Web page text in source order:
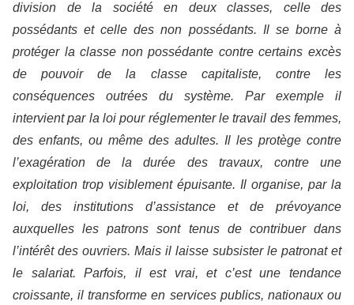
division de la société en deux classes, celle des
possédants et celle des non possédants. Il se borne à
protéger la classe non possédante contre certains excès
de pouvoir de la classe capitaliste, contre les
conséquences outrées du système. Par exemple il
intervient par la loi pour réglementer le travail des femmes,
des enfants, ou même des adultes. Il les protège contre
l’exagération de la durée des travaux, contre une
exploitation trop visiblement épuisante. Il organise, par la
loi, des institutions d’assistance et de prévoyance
auxquelles les patrons sont tenus de contribuer dans
l’intérêt des ouvriers. Mais il laisse subsister le patronat et
le salariat. Parfois, il est vrai, et c’est une tendance
croissante, il transforme en services publics, nationaux ou